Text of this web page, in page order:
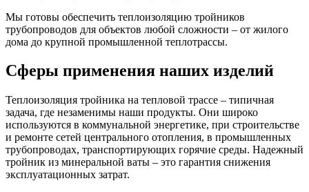
Мы готовы обеспечить теплоизоляцию тройников
трубопроводов для объектов любой сложности – от жилого
дома до крупной промышленной теплотрассы.
Сферы применения наших изделий
Теплоизоляция тройника на тепловой трассе – типичная
задача, где незаменимы наши продукты. Они широко
используются в коммунальной энергетике, при строительстве
и ремонте сетей центрального отопления, в промышленных
трубопроводах, транспортирующих горячие среды. Надежный
тройник из минеральной ваты – это гарантия снижения
эксплуатационных затрат.